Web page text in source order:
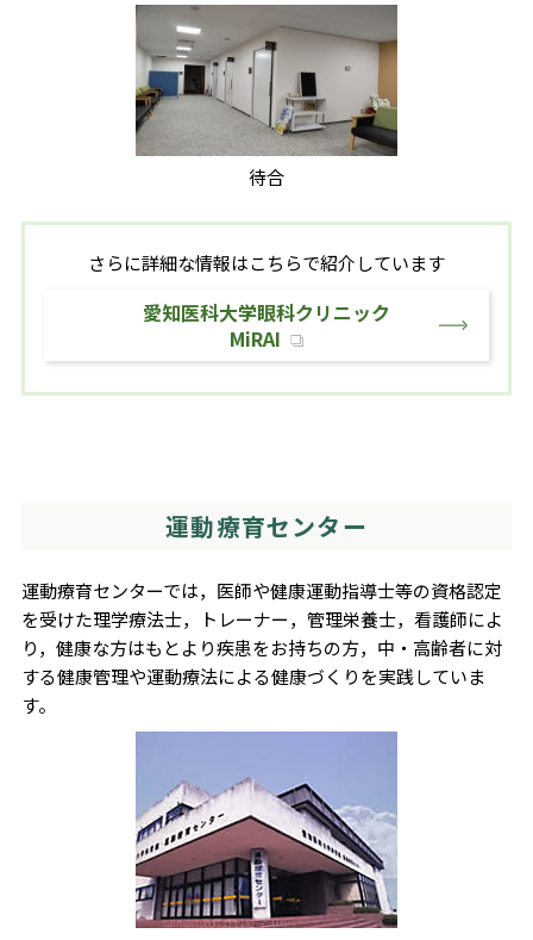
待合
さらに詳細な情報はこちらで紹介しています
愛知医科大学眼科クリニック
MiRAI
運動療育センター
運動療育センターでは，医師や健康運動指導士等の資格認定
を受けた理学療法士，トレーナー，管理栄養士，看護師によ
り，健康な方はもとより疾患をお持ちの方，中・高齢者に対
する健康管理や運動療法による健康づくりを実践していま
す。